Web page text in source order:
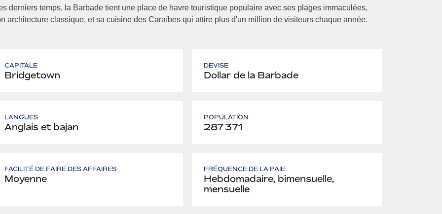
derniers temps, la Barbade tient une place de havre touristique populaire avec ses plages immaculées,
architecture classique, et sa cuisine des Caraïbes qui attire plus d'un million de visiteurs chaque année.
CAPITALE
Bridgetown
DEVISE
Dollar de la Barbade
LANGUES
Anglais et bajan
POPULATION
287 371
FACILITÉ DE FAIRE DES AFFAIRES
Moyenne
FRÉQUENCE DE LA PAIE
Hebdomadaire, bimensuelle,
mensuelle